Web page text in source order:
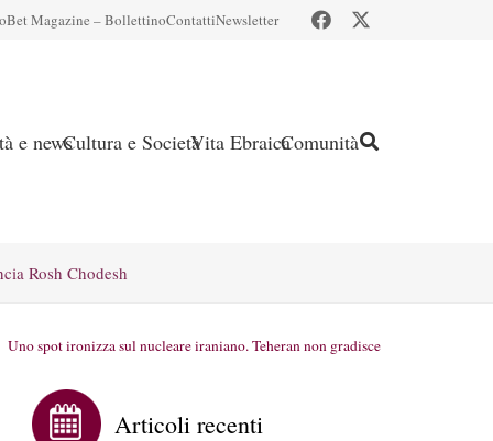
Bet Magazine – BollettinoContattiNewsletter
e newsCultura e SocietàVita EbraicaComunità
Rosh Chodesh
Uno spot ironizza sul nucleare iraniano. Teheran non gradisce
Articoli recenti